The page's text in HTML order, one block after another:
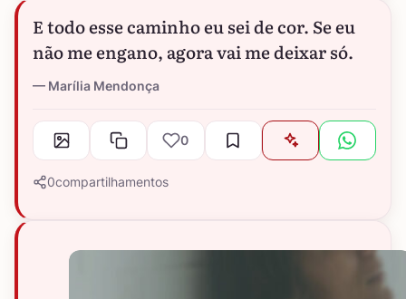
E todo esse caminho eu sei de cor. Se eu
não me engano, agora vai me deixar só.
Marília Mendonça
0
0compartilhamentos